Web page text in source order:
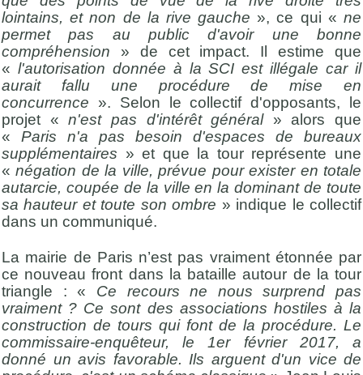
lointains, et non de la rive gauche », ce qui «ne
permet pas au public d'avoir une bonne
compréhension » de cet impact. Il estime que
« l'autorisation donnée à la SCI est illégale car il
aurait fallu une procédure de mise en
concurrence ». Selon le collectif d'opposants, le
projet «n'est pas d'intérêt général» alors que
« Paris n'a pas besoin d'espaces de bureaux
supplémentaires » et que la tour représente une
«négation de la ville, prévue pour exister en totale
autarcie, coupée de la ville en la dominant de toute
sa hauteur et toute son ombre » indique le collectif
dans un communiqué.
La mairie de Paris n’est pas vraiment étonnée par
ce nouveau front dans la bataille autour de la tour
triangle : « Ce recours ne nous surprend pas
vraiment ? Ce sont des associations hostiles à la
construction de tours qui font de la procédure. Le
commissaire-enquêteur, le 1er février 2017, a
donné un avis favorable. Ils arguent d'un vice de